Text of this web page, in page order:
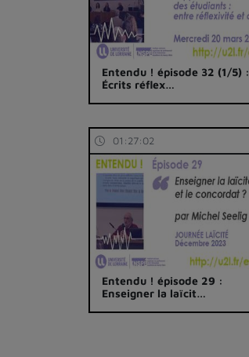
Entendu ! épisode 32 (1/5) :
Écrits réflex…
01:27:02
Entendu ! épisode 29 :
Enseigner la laïcit…